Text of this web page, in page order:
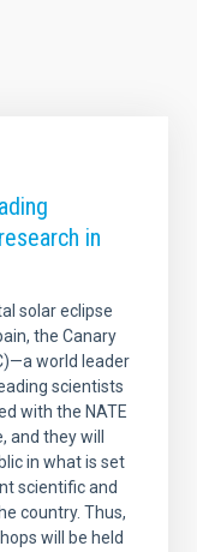
in
solar eclipse
the Canary
world leader
scientists
with the NATE
they will
in what is set
scientific and
country. Thus,
will be held